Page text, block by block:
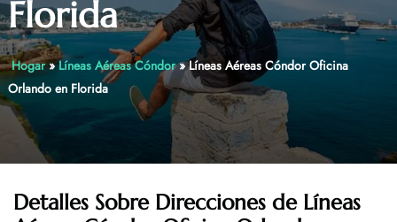
Florida
Hogar»Líneas Aéreas Cóndor»Líneas Aéreas Cóndor Oficina
Orlando en Florida
Detalles Sobre Direcciones de Líneas